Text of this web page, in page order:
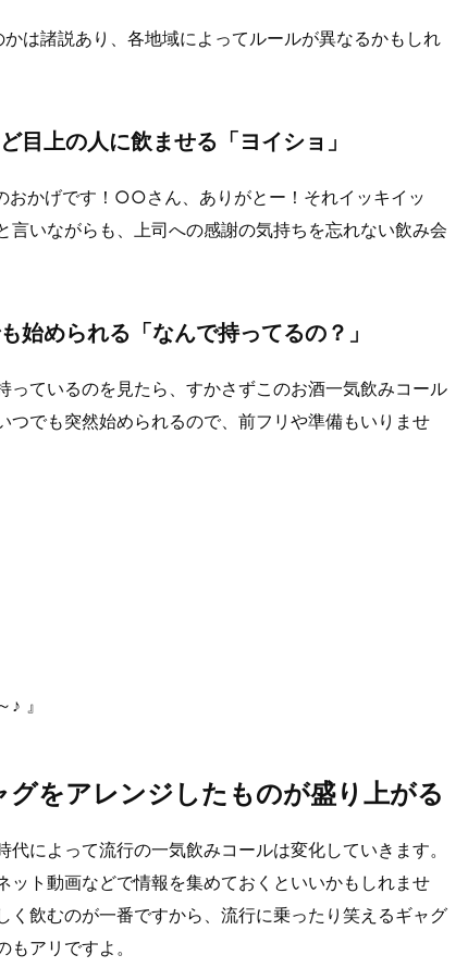
は諸説あり、各地域によってルールが異なるかもしれ
上の人に飲ませる「ヨイショ」
おかげです！○○さん、ありがとー！それイッキイッ
言いながらも、上司への感謝の気持ちを忘れない飲み会
められる「なんで持ってるの？」
っているのを見たら、すかさずこのお酒一気飲みコール
つでも突然始められるので、前フリや準備もいりませ
』
をアレンジしたものが盛り上がる
によって流行の一気飲みコールは変化していきます。
ット動画などで情報を集めておくといいかもしれませ
く飲むのが一番ですから、流行に乗ったり笑えるギャグ
アリですよ。